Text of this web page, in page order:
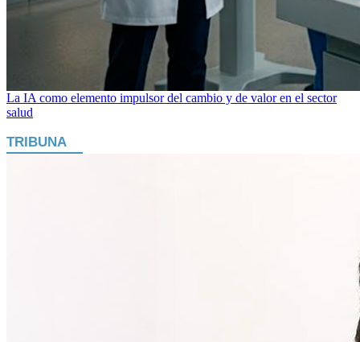
La IA como elemento impulsor del cambio y de valor en el sector
salud
TRIBUNA